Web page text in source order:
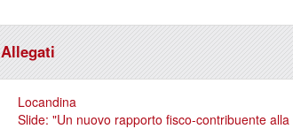
Allegati
Locandina
Slide: "Un nuovo rapporto fisco-contribuente